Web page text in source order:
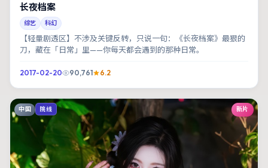
长夜档案
综艺 科幻
【轻量剧透区】不涉及关键反转，只说一句：《长夜档案》最狠的
刀，藏在「日常」里——你每天都会遇到的那种日常。
2017-02-20 90,761 6.2
新片
中国 院线